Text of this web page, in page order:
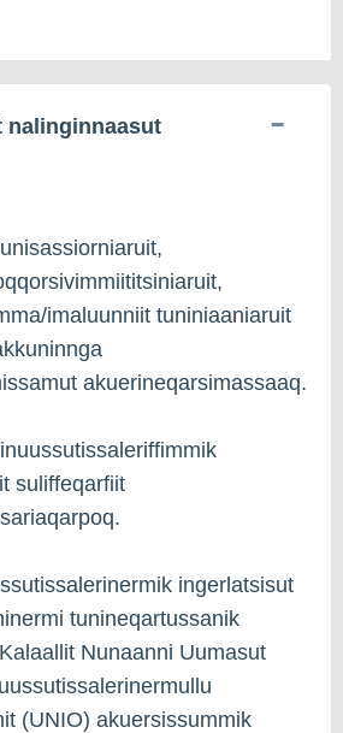
nalinginnaasut
imaluunniit tuniniaaniaruit
akuerineqarsimassaaq.
suliffeqarfiit
ingerlatsisut
tunineqartussanik
Nunaanni Uumasut
(UNIO) akuersissummik